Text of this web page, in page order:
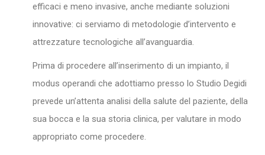
efficaci e meno invasive, anche mediante soluzioni
innovative: ci serviamo di metodologie d’intervento e
attrezzature tecnologiche all’avanguardia.
Prima di procedere all’inserimento di un impianto, il
modus operandi che adottiamo presso lo Studio Degidi
prevede un’attenta analisi della salute del paziente, della
sua bocca e la sua storia clinica, per valutare in modo
appropriato come procedere.